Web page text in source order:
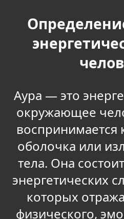
Аура — это
окружающее
воспринимается
оболочка или
тела. Она
энергетических
которых
физического,